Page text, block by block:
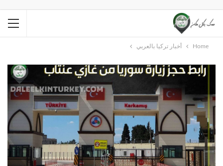
Home أخبار تركيا بالعربي